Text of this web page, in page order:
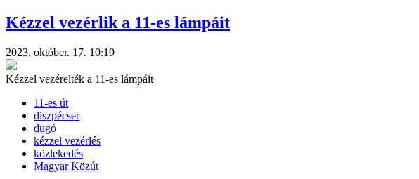
Kézzel vezérlik a 11-es lámpáit
2023. október. 17. 10:19
Kézzel vezérelték a 11-es lámpáit
11-es út
diszpécser
dugó
kézzel vezérlés
közlekedés
Magyar Közút